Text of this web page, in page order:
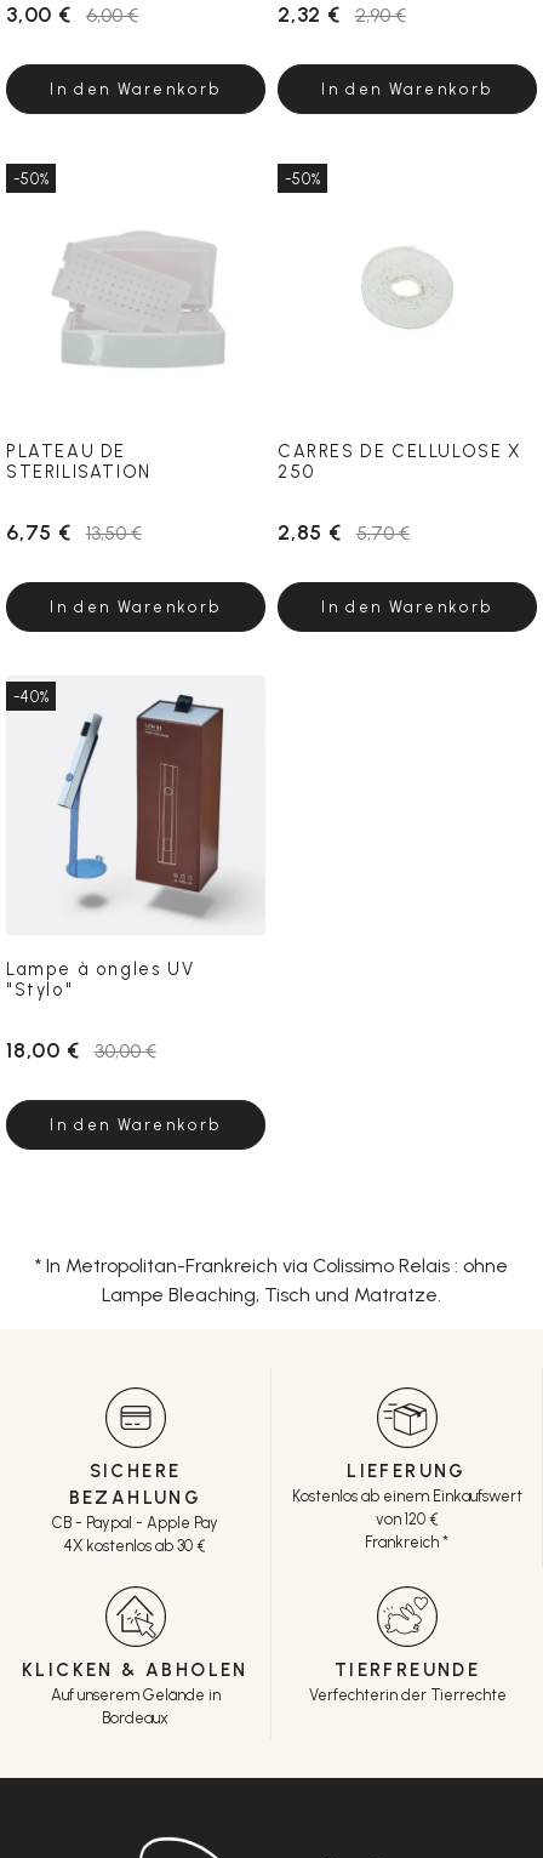
3,00 € 6,00 €
In den Warenkorb
2,32 € 2,90 €
In den Warenkorb
PLATEAU DE
STERILISATION
6,75 € 13,50 €
In den Warenkorb
-50%
CARRES DE CELLULOSE X
250
2,85 € 5,70 €
In den Warenkorb
-50%
Lampe à ongles UV
"Stylo"
18,00 € 30,00 €
In den Warenkorb
-40%
* In Metropolitan-Frankreich via Colissimo Relais : ohne
Lampe Bleaching, Tisch und Matratze.
SICHERE
BEZAHLUNG
CB - Paypal - Apple Pay
4X kostenlos ab 30 €
LIEFERUNG
Kostenlos ab einem Einkaufswert
von 120 €
Frankreich *
KLICKEN & ABHOLEN
Auf unserem Gelände in
Bordeaux
TIERFREUNDE
Verfechterin der Tierrechte